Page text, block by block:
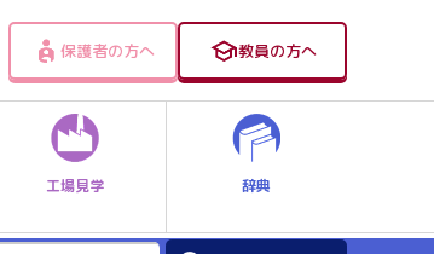
保護者の方へ 教員の方へ
工場見学 辞典